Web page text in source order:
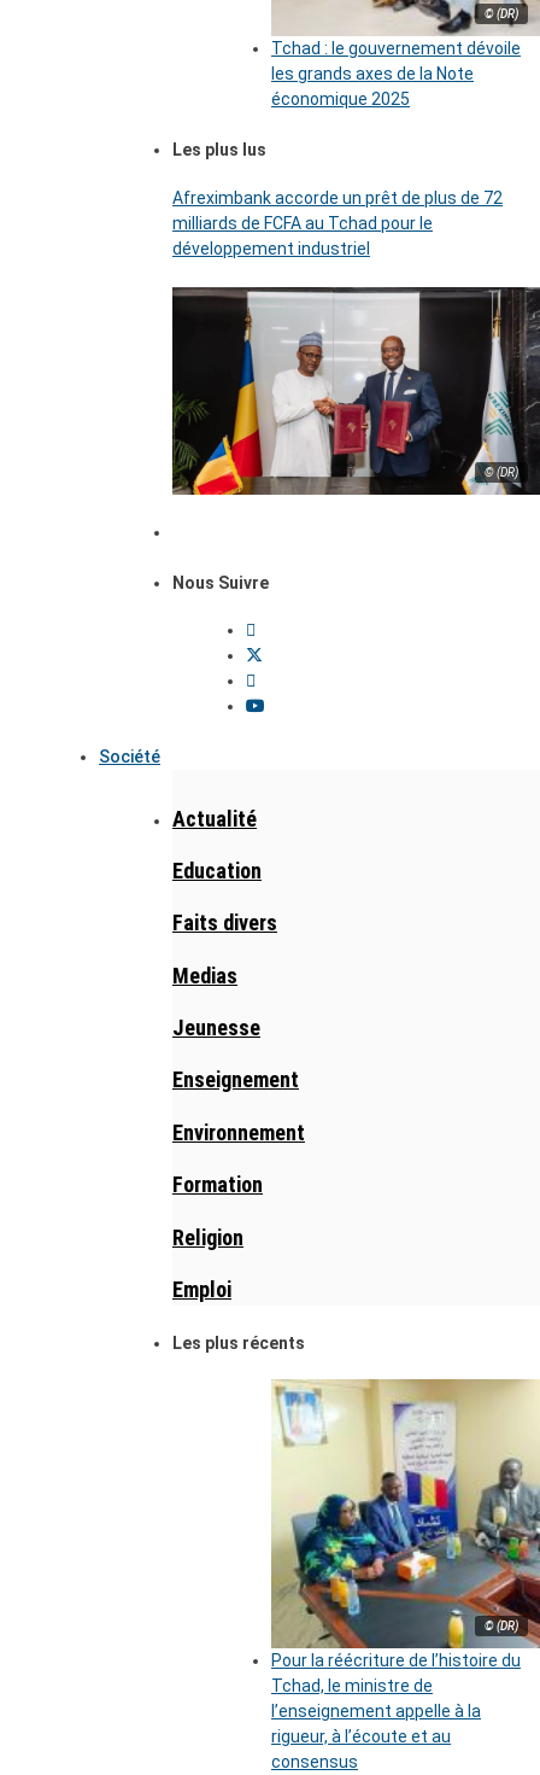
© (DR)
Tchad : le gouvernement dévoile
les grands axes de la Note
économique 2025
Les plus lus
Afreximbank accorde un prêt de plus de 72
milliards de FCFA au Tchad pour le
développement industriel
© (DR)
Nous Suivre
Société
Actualité
Education
Faits divers
Medias
Jeunesse
Enseignement
Environnement
Formation
Religion
Emploi
Les plus récents
© (DR)
Pour la réécriture de l’histoire du
Tchad, le ministre de
l’enseignement appelle à la
rigueur, à l’écoute et au
consensus